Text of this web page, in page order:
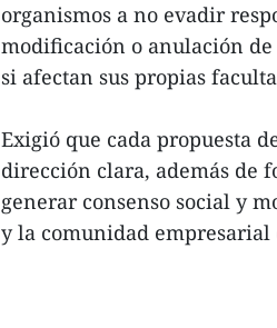
organismos a no evadir
modificación o anulación
si afectan sus propias
Exigió que cada propuesta
dirección clara, además de
generar consenso social y
y la comunidad empresarial